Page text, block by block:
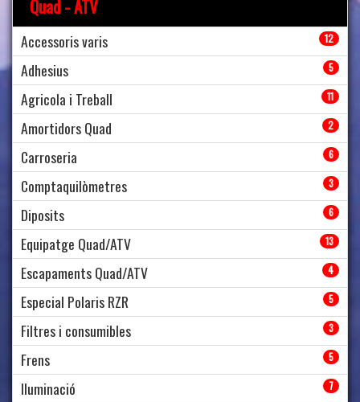
Quad - ATV
Accessoris varis 12
Adhesius 5
Agricola i Treball 11
Amortidors Quad 2
Carroseria 6
Comptaquilòmetres 3
Diposits 6
Equipatge Quad/ATV 13
Escapaments Quad/ATV 4
Especial Polaris RZR 5
Filtres i consumibles 3
Frens 5
Iluminació 7